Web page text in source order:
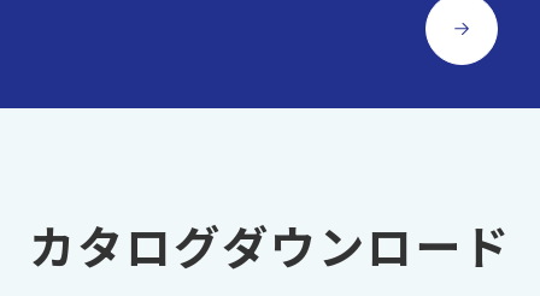
カタログダウンロード